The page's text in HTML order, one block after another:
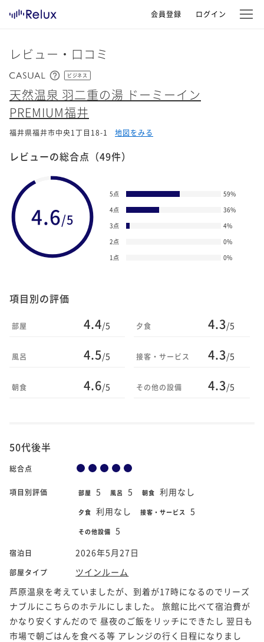
会員登録 ログイン
レビュー・口コミ
ビジネス
天然温泉 羽二重の湯 ドーミーイン
PREMIUM福井
福井県福井市中央1丁目18-1 地図をみる
レビューの総合点 （49件）
4.6/5
5点 59%
4点
36%
3点
4%
2点
0%
1点
0%
項目別の評価
部屋 4.4/5
風呂 4.5/5
朝食 4.6/5
夕食 4.3/5
接客・サービス 4.3/5
その他の設備 4.3/5
50代後半
総合点
項目別評価 部屋 5 風呂 5 朝食 利用なし
夕食 利用なし 接客・サービス 5
その他設備 5
宿泊日 2026年5月27日
部屋タイプ
ツインルーム
芦原温泉を考えていましたが、到着が17時になるのでリーズ
ナブルにこちらのホテルにしました。 旅館に比べて宿泊費が
かなり安くすんだので 昼夜のご飯をリッチにできたし 翌日も
市場で朝ごはんを食べる等 アレンジの行く日程になりまし